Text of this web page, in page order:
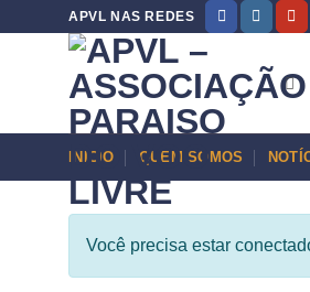
APVL NAS REDES
INICIO QUEM SOMOS
Você precisa estar